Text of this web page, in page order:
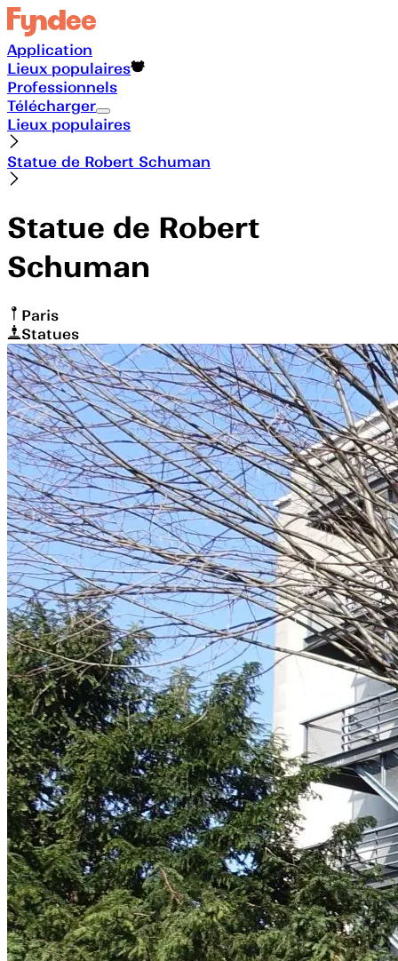
Application
Lieux populaires
Professionnels
Télécharger
Lieux populaires
Statue de Robert Schuman
Statue de Robert
Schuman
Paris
Statues